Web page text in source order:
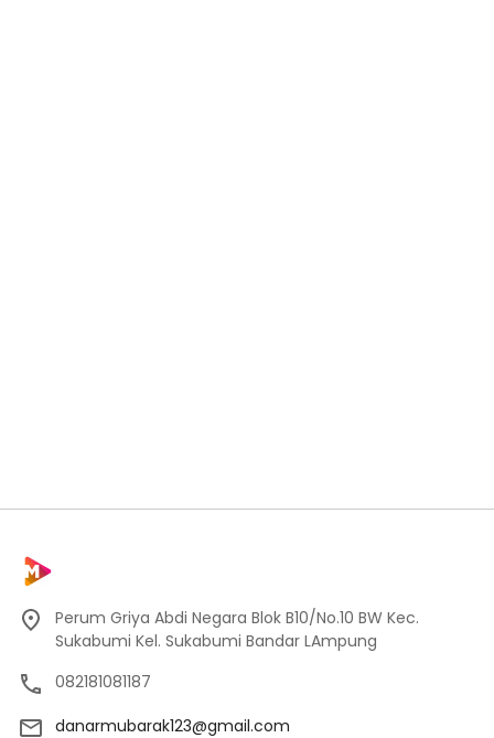
Perum Griya Abdi Negara Blok B10/No.10 BW Kec.
Sukabumi Kel. Sukabumi Bandar LAmpung
082181081187
danarmubarak123@gmail.com